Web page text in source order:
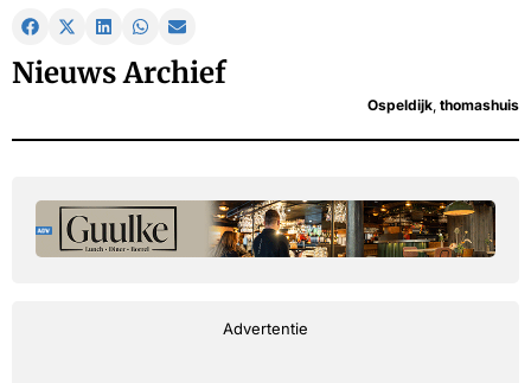
Nieuws Archief
Ospeldijk, thomashuis
Advertentie